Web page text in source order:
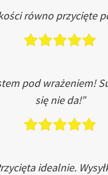
równo przycięte
pod
się nie da!”
idealnie.